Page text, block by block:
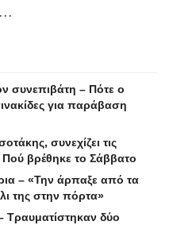
συνεπιβάτη – Πότε ο
για παράβαση
συνεχίζει τις
Πού βρέθηκε το Σάββατο
– «Την άρπαξε από τα
της στην πόρτα»
δύο